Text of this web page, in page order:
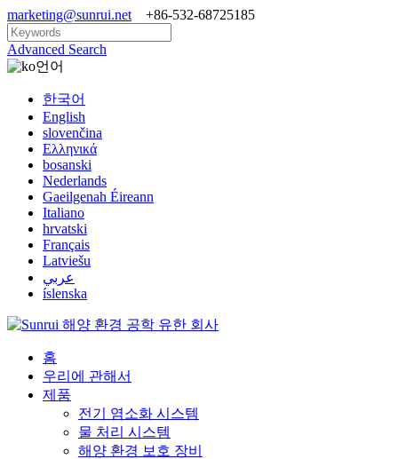
marketing@sunrui.net +86-532-68725185
Advanced Search
언어
한국어
English
slovenčina
Ελληνικά
bosanski
Nederlands
Gaeilgenah Éireann
Italiano
hrvatski
Français
Latviešu
عربي
íslenska
홈
우리에 관해서
제품
전기 염소화 시스템
물 처리 시스템
해양 환경 보호 장비